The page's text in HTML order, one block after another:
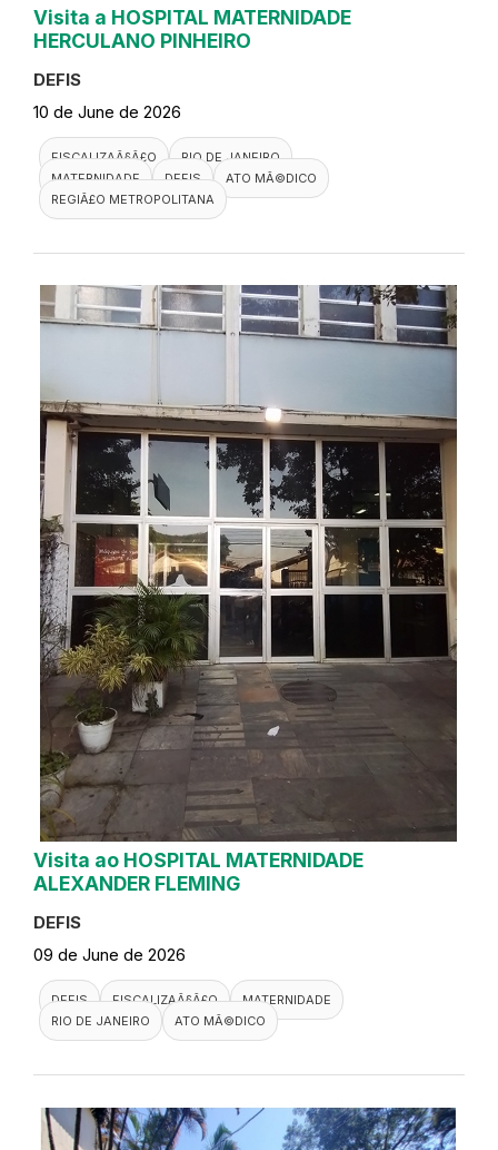
Visita a HOSPITAL MATERNIDADE
HERCULANO PINHEIRO
DEFIS
10 de June de 2026
FISCALIZAÃ§Ã£O
RIO DE JANEIRO
MATERNIDADE
DEFIS
ATO MÃ©DICO
REGIÃ£O METROPOLITANA
Visita ao HOSPITAL MATERNIDADE
ALEXANDER FLEMING
DEFIS
09 de June de 2026
DEFIS FISCALIZAÃ§Ã£O
MATERNIDADE
RIO DE JANEIRO
ATO MÃ©DICO